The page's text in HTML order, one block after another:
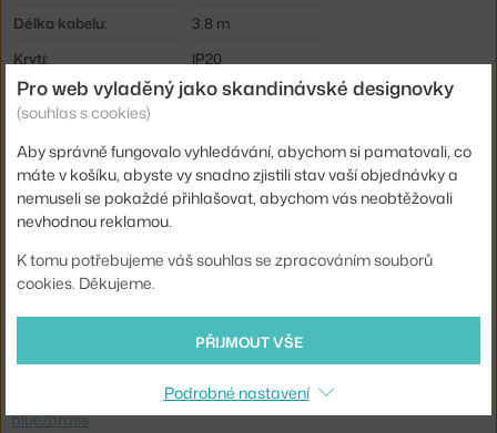
Délka kabelu:
3,8 m
Krytí:
IP20
Obsahuje stropní krytku: ano
Patice / zdroj:
E14
Distribuce světla:
nepřímé světlo
Max Watt (LED):
40 W
5715015231299
Ste zo Slovenska? Prejdite naMulti-Lite Small, midnight
blue/brass
Pro web vyladěný jako skandinávské designovky
(souhlas s cookies)
Aby správně fungovalo vyhledávání, abychom si pamatovali, co
máte v košíku, abyste vy snadno zjistili stav vaší objednávky a
nemuseli se pokaždé přihlašovat, abychom vás neobtěžovali
nevhodnou reklamou.
K tomu potřebujeme váš souhlas se zpracováním souborů
cookies. Děkujeme.
PŘIJMOUT VŠE
Podrobné nastavení